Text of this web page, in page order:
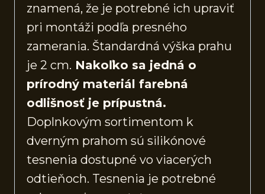
znamená, že je potrebné ich upraviť
pri montáži podľa presného
zamerania. Štandardná výška prahu
je 2 cm. Nakoľko sa jedná o
prírodný materiál farebná
odlišnosť je prípustná.
Doplnkovým sortimentom k
dverným prahom sú silikónové
tesnenia dostupné vo viacerých
odtieňoch. Tesnenia je potrebné